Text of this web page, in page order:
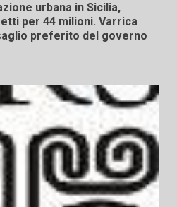
urbana in Sicilia,
per 44 milioni. Varrica
preferito del governo